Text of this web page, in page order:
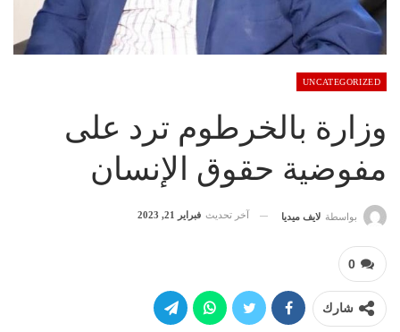
UNCATEGORIZED
وزارة بالخرطوم ترد على
مفوضية حقوق الإنسان
بواسطة لايف ميديا آخر تحديث فبراير 21, 2023
0
شارك